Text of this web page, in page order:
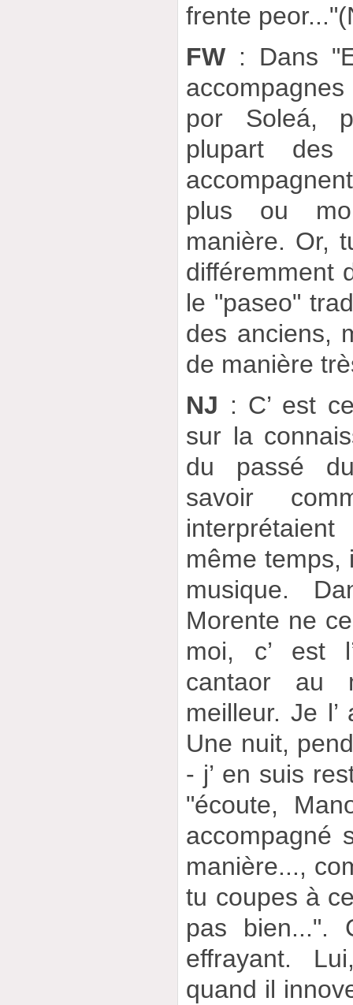
frente
FW : Dans
por Soleá,
plupart des
plus ou
manière. Or,
différemment
le "paseo"
des anciens,
de manière
NJ : C’ est
sur la
du passé
savoir
même temps,
musique.
Morente ne
moi, c’ est
cantaor au
meilleur. Je
Une nuit,
- j’ en suis
"écoute,
accompagné
manière...,
tu coupes à
pas bien...".
effrayant.
quand il